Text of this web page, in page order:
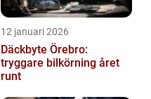
12 januari 2026
Däckbyte Örebro:
tryggare bilkörning året
runt